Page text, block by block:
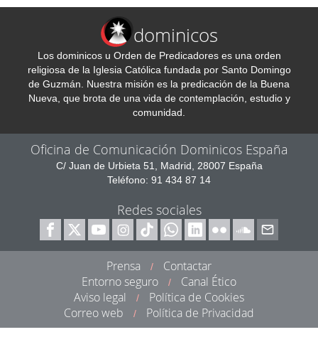
dominicos
Los dominicos u Orden de Predicadores es una orden
religiosa de la Iglesia Católica fundada por Santo Domingo
de Guzmán. Nuestra misión es la predicación de la Buena
Nueva, que brota de una vida de contemplación, estudio y
comunidad.
Oficina de Comunicación Dominicos España
C/ Juan de Urbieta 51, Madrid, 28007 España
Teléfono: 91 434 87 14
Redes sociales
Prensa /
Contactar
Entorno seguro
/
Canal Ético
Aviso legal
/
Política de Cookies
Correo web
/ Política de Privacidad